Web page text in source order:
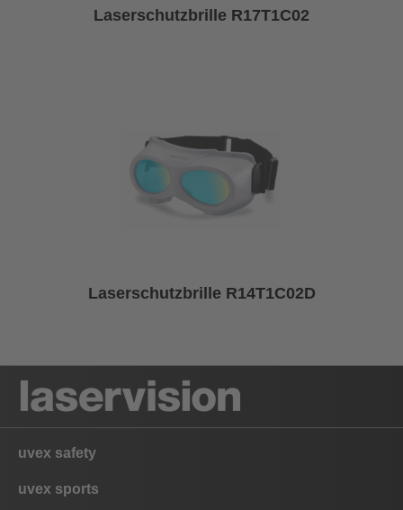
Laserschutzbrille R17T1C02
Laserschutzbrille R14T1C02D
uvex safety
uvex sports